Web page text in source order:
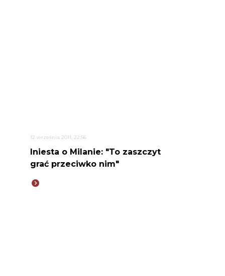
12 września 2011, 22:56
Iniesta o Milanie: "To zaszczyt
grać przeciwko nim"